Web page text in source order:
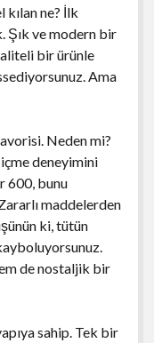
kılan ne? İlk
Şık ve modern bir
bir ürünle
Ama
Neden mi?
deneyimini
600, bunu
maddelerden
ki, tütün
de nostaljik bir
sahip. Tek bir